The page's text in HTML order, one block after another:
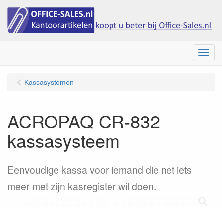
Menu
Kassasystemen
ACROPAQ CR-832
kassasysteem
Eenvoudige kassa voor iemand die net iets
meer met zijn kasregister wil doen.